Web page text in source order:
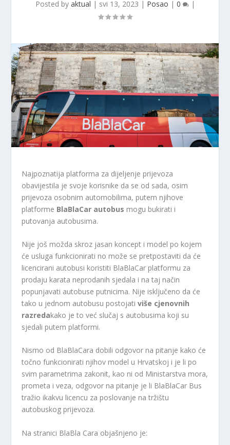
Posted by aktual | svi 13, 2023 | Posao | 0 |
Najpoznatija platforma za dijeljenje prijevoza
obavijestila je svoje korisnike da se od sada, osim
prijevoza osobnim automobilima, putem njihove
platforme BlaBlaCar autobus mogu bukirati i
putovanja autobusima.
Nije još možda skroz jasan koncept i model po kojem
će usluga funkcionirati no može se pretpostaviti da će
licencirani autobusi koristiti BlaBlaCar platformu za
prodaju karata neprodanih sjedala i na taj način
popunjavati autobuse putnicima. Nije isključeno da će
tako u jednom autobusu postojativiše cjenovnih
razredakako je to već slučaj s autobusima koji su
sjedali putem platformi.
Nismo od BlaBlaCara dobili odgovor na pitanje kako će
točno funkcionirati njihov model u Hrvatskoj i je li po
svim parametrima zakonit, kao ni od Ministarstva mora,
prometa i veza, odgovor na pitanje je li BlaBlaCar Bus
tražio ikakvu licencu za poslovanje na tržištu
autobuskog prijevoza.
Na stranici BlaBla Cara objašnjeno je: